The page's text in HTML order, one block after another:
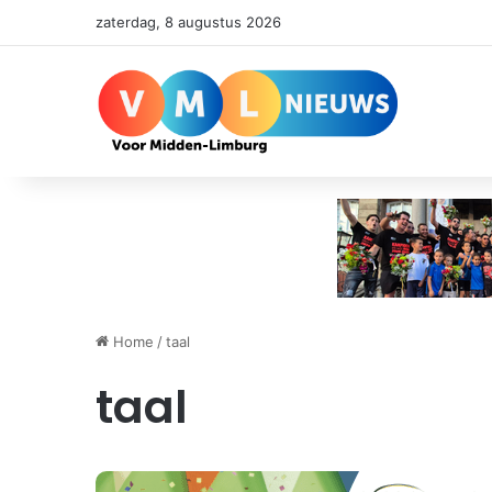
zaterdag, 8 augustus 2026
Home /taal
taal